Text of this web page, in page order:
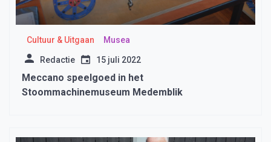
Cultuur & Uitgaan Musea
Redactie 15 juli 2022
Meccano speelgoed in het
Stoommachinemuseum Medemblik